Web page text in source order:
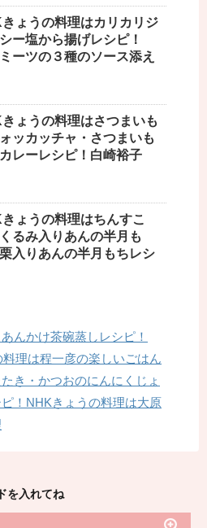
きょうの料理はカリカリジ
ー塩から揚げレシピ！
ーツの３種のソース添え
きょうの料理はさつまいも
ッカッチャ・さつまいも
レーレシピ！白崎裕子
ょうの料理はちんすこ
るみ入りあんの半月も
入りあんの半月もちレシ
んかけ茶碗蒸しレシピ！
理は程一彦の楽しいごはん
き・かつおのにんにくじょ
！NHKきょうの料理は大原
を入れてね